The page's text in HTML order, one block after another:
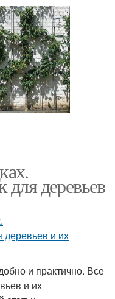
для деревьев
и практично. Все
и их